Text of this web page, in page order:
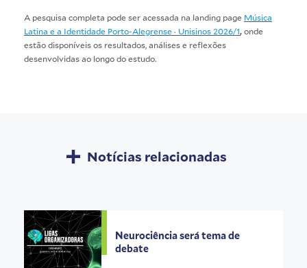
A pesquisa completa pode ser acessada na landing page Música
Latina e a Identidade Porto-Alegrense · Unisinos 2026/1,onde
estão disponíveis os resultados, análises e reflexões
desenvolvidas ao longo do estudo.
Notícias relacionadas
Neurociência será tema de
debate